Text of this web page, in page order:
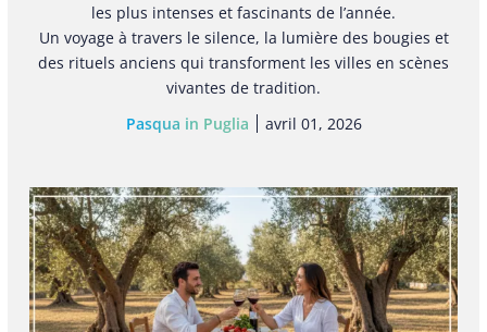
les plus intenses et fascinants de l’année.
Un voyage à travers le silence, la lumière des bougies et
des rituels anciens qui transforment les villes en scènes
vivantes de tradition.
Pasqua in Puglia
avril 01, 2026